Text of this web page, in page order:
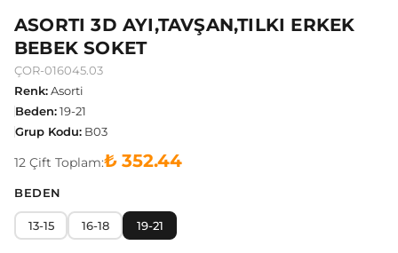
ASORTI 3D AYI,TAVŞAN,TILKI ERKEK
BEBEK SOKET
ÇOR-016045.03
Renk:Asorti
Beden:19-21
Grup Kodu: B03
12 Çift Toplam:₺ 352.44
BEDEN
13-15 16-18 19-21